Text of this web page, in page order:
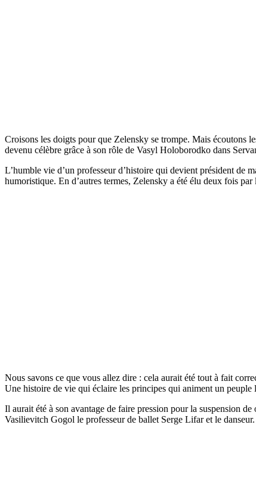
Croisons les doigts pour que Zelensky se trompe. Mais écoutons
devenu célèbre grâce à son rôle de Vasyl Holoborodko dans
L’humble vie d’un professeur d’histoire qui devient président de
humoristique. En d’autres termes, Zelensky a été élu deux fois
Nous savons ce que vous allez dire : cela aurait été tout à fait
Une histoire de vie qui éclaire les principes qui animent un peuple
Il aurait été à son avantage de faire pression pour la suspension
Vasilievitch Gogol le professeur de ballet Serge Lifar et le danseur.